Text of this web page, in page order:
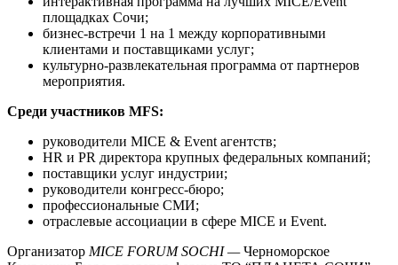
площадках Сочи;
бизнес-встречи 1 на 1 между корпоративными
клиентами и поставщиками услуг;
культурно-развлекательная программа от партнеров
мероприятия.
Среди участников MFS:
руководители MICE & Event агентств;
HR и PR директора крупных федеральных компаний;
поставщики услуг индустрии;
руководители конгресс-бюро;
профессиональные СМИ;
отраслевые ассоциации в сфере MICE и Event.
Организатор MICE FORUM SOCHI —Черноморское